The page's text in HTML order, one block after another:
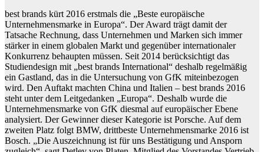
best brands kürt 2016 erstmals die „Beste europäische
Unternehmensmarke in Europa“. Der Award trägt damit der
Tatsache Rechnung, dass Unternehmen und Marken sich immer
stärker in einem globalen Markt und gegenüber internationaler
Konkurrenz behaupten müssen. Seit 2014 berücksichtigt das
Studiendesign mit „best brands International“ deshalb regelmäßig
ein Gastland, das in die Untersuchung von GfK miteinbezogen
wird. Den Auftakt machten China und Italien – best brands 2016
steht unter dem Leitgedanken „Europa“. Deshalb wurde die
Unternehmensmarke von GfK diesmal auf europäischer Ebene
analysiert. Der Gewinner dieser Kategorie ist Porsche. Auf dem
zweiten Platz folgt BMW, drittbeste Unternehmensmarke 2016 ist
Bosch. „Die Auszeichnung ist für uns Bestätigung und Ansporn